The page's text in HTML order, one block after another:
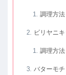
調理方法
ビリヤニ
調理方法
バターモ